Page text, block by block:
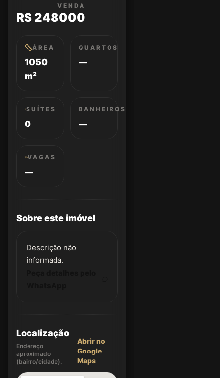
VENDA
R$ 248000
ÁREA
1050
m²
QUARTOS
—
SUÍTES
0
BANHEIROS
—
VAGAS
—
Sobre este imóvel
Descrição não
informada.
Localização
Endereço
aproximado
(bairro/cidade).
Abrir no
Google
Maps